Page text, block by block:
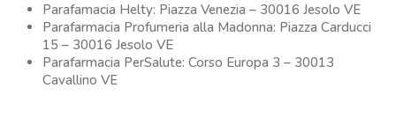
Parafamacia Helty: Piazza Venezia – 30016 Jesolo VE
Parafarmacia Profumeria alla Madonna: Piazza Carducci
15 – 30016 Jesolo VE
Parafarmacia PerSalute: Corso Europa 3 – 30013
Cavallino VE